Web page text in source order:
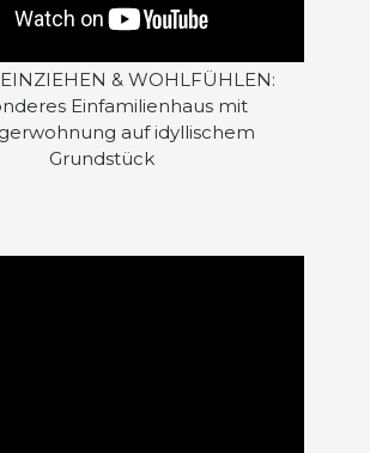
& WOHLFÜHLEN:
Einfamilienhaus mit
auf idyllischem
Grundstück